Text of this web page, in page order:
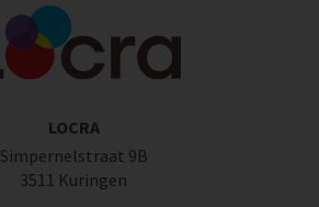
LOCRA
Simpernelstraat 9B
3511 Kuringen